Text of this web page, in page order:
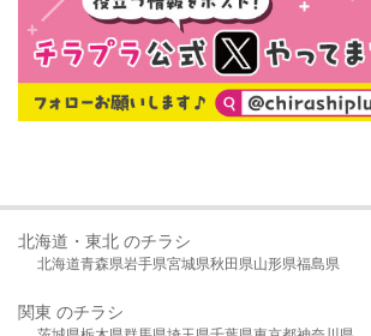
北海道・東北 のチラシ
北海道青森県岩手県宮城県秋田県山形県福島県
関東 のチラシ